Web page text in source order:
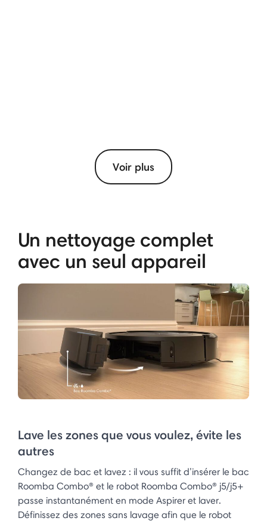
Voir plus
Un nettoyage complet
avec un seul appareil
Lave les zones que vous voulez, évite les
autres
Changez de bac et lavez : il vous suffit d’insérer le bac
Roomba Combo® et le robot Roomba Combo® j5/j5+
passe instantanément en mode Aspirer et laver.
Définissez des zones sans lavage afin que le robot